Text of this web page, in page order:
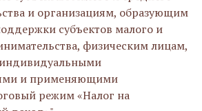
и организациям, образующим
субъектов малого и
физическим лицам,
и применяющими
режим «Налог на